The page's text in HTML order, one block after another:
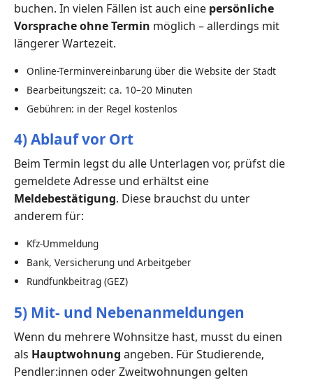
buchen. In vielen Fällen ist auch eine persönliche
Vorsprache ohne Termin möglich – allerdings mit
längerer Wartezeit.
Online-Terminvereinbarung über die Website der Stadt
Bearbeitungszeit: ca. 10–20 Minuten
Gebühren: in der Regel kostenlos
4) Ablauf vor Ort
Beim Termin legst du alle Unterlagen vor, prüfst die
gemeldete Adresse und erhältst eine
Meldebestätigung. Diese brauchst du unter
anderem für:
Kfz-Ummeldung
Bank, Versicherung und Arbeitgeber
Rundfunkbeitrag (GEZ)
5) Mit- und Nebenanmeldungen
Wenn du mehrere Wohnsitze hast, musst du einen
als Hauptwohnung angeben. Für Studierende,
Pendler:innen oder Zweitwohnungen gelten